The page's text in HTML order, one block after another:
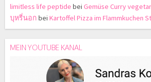
limitless life peptide bei Gemüse Curry
บุหรี่นอก bei Kartoffel Pizza im Flammkuchen
MEIN YOUTUBE KANAL